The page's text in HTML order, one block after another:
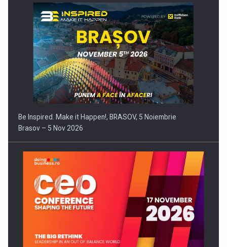
Be Inspired. Make it Happen!, BRASOV, 5 Noiembrie
Brasov – 5 Nov 2026